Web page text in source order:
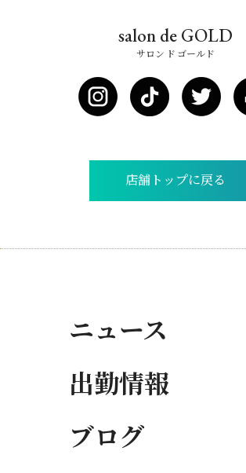
salon de GOLD
サロン ド ゴールド
店舗トップに戻る
ニュース
出勤情報
ブログ